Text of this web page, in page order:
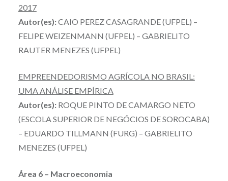
2017
Autor(es):CAIO PEREZ CASAGRANDE (UFPEL) –
FELIPE WEIZENMANN (UFPEL) – GABRIELITO
RAUTER MENEZES (UFPEL)
EMPREENDEDORISMO AGRÍCOLA NO BRASIL:
UMA ANÁLISE EMPÍRICA
Autor(es):ROQUE PINTO DE CAMARGO NETO
(ESCOLA SUPERIOR DE NEGÓCIOS DE SOROCABA)
– EDUARDO TILLMANN (FURG) – GABRIELITO
MENEZES (UFPEL)
Área 6 – Macroeconomia